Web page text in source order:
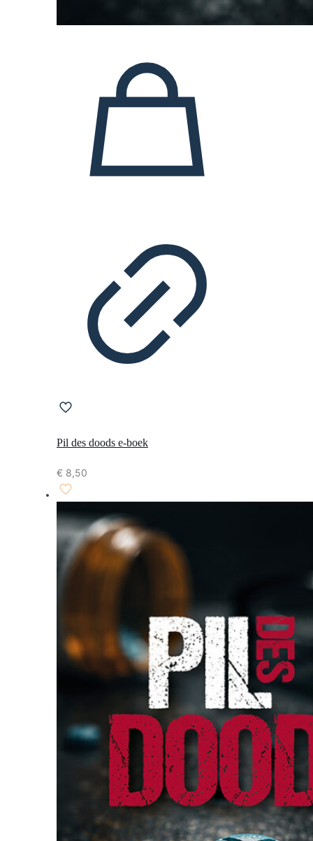
Pil des doods e-boek
€ 8,50